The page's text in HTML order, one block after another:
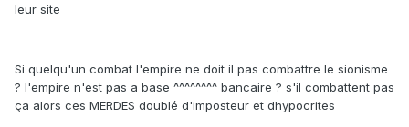
leur site
Si quelqu'un combat l'empire ne doit il pas combattre le sionisme
? l'empire n'est pas a base ^^^^^^^^ bancaire ? s'il combattent pas
ça alors ces MERDES doublé d'imposteur et dhypocrites